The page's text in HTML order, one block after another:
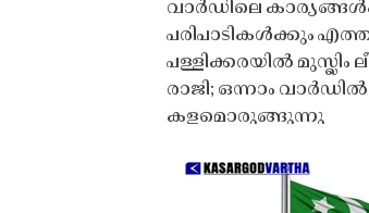
വാർഡിലെ
പരിപാടികൾക്കും
പള്ളിക്കരയിൽ മുസ്ലിം
രാജി; ഒന്നാം
കളമൊരുങ്ങുന്നു